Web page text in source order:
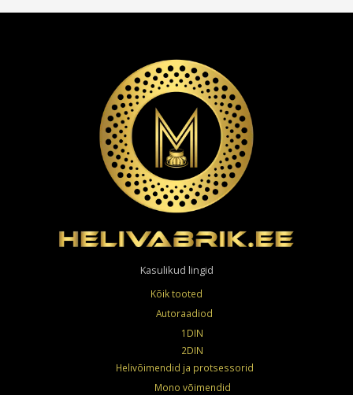
Kasulikud lingid
Kõik tooted
Autoraadiod
1DIN
2DIN
Helivõimendid ja protsessorid
Mono võimendid